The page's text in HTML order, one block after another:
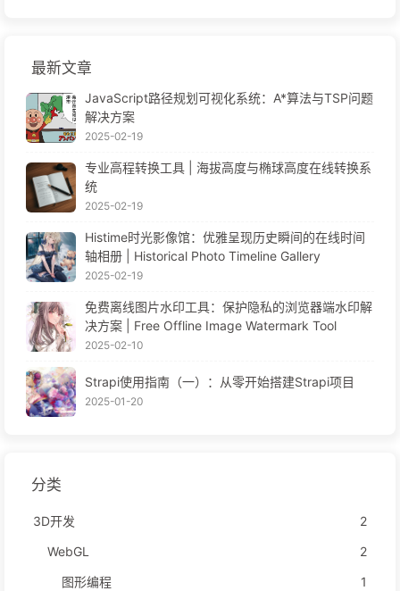
最新文章
JavaScript路径规划可视化系统：A*算法与TSP问题
解决方案
2025-02-19
专业高程转换工具 | 海拔高度与椭球高度在线转换系
统
2025-02-19
Histime时光影像馆：优雅呈现历史瞬间的在线时间
轴相册 | Historical Photo Timeline Gallery
2025-02-19
免费离线图片水印工具：保护隐私的浏览器端水印解
决方案 | Free Offline Image Watermark Tool
2025-02-10
Strapi使用指南（一）：从零开始搭建Strapi项目
2025-01-20
分类
3D开发
2
WebGL
2
图形编程
1